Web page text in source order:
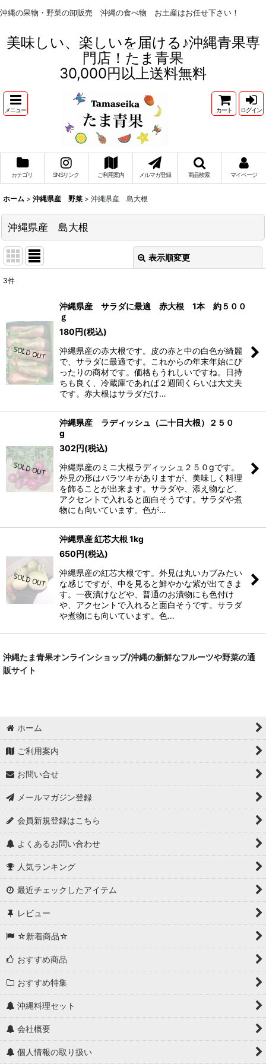
沖縄の果物・野菜の卸販売 沖縄の食べ物 お土産はお任せ下さい！
美味しい、楽しいを届ける♪沖縄青果専
門店！たま青果
30,000円以上送料無料
メニュー カート ログイン
カテゴリ SNSリンク ご利用案内 メルマガ登録 商品検索 マイページ
ホーム > 沖縄県産 野菜 > 沖縄県産 島大根
沖縄県産 島大根
表示順変更
並び順:
絞り込む
3件
沖縄県産 サラダに最適 赤大根 1本 約５００
ｇ
180円(税込)
沖縄県産の赤大根です。皮の赤と中の白色が綺麗
で、サラダに最適です。これからの年末年始にぴ
ったりの商材です。価格もうれしいですね。日持
ちも良く、冷蔵庫であれば２週間くらいは大丈夫
です。赤大根はサラダだけ…
沖縄県産 ラディッシュ（二十日大根）２５０
g
302円(税込)
沖縄県産のミニ大根ラディッシュ２５０gです。
外見の形はバラツキがありますが、美味しく料理
を飾ることが出来ます。サラダや、添え物など、
アクセントで入れると面白そうです。サラダや煮
物にも向いています。色が…
沖縄県産 紅芯大根 1kg
650円(税込)
沖縄県産の紅芯大根です。外見は丸いカブみたい
な感じですが、中を見ると鮮やかな紫が出てきま
す。一夜漬けなどや、普通のお漬物にも色付け
や、アクセントで入れると面白そうです。サラダ
や煮物にも向いています。色…
沖縄たま青果オンラインショップ/沖縄の新鮮なフルーツや野菜の通
販サイト
ホーム
ご利用案内
お問い合せ
メールマガジン登録
会員新規登録はこちら
よくあるお問い合わせ
人気ランキング
最近チェックしたアイテム
レビュー
☆新着商品☆
おすすめ商品
おすすめ特集
沖縄料理セット
会社概要
個人情報の取り扱い